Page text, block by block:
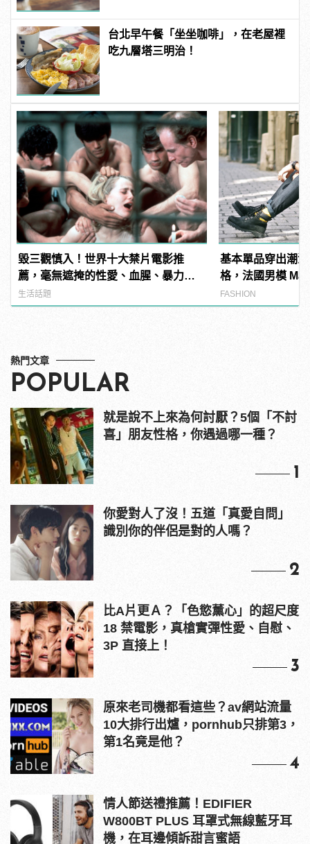
台北早午餐「坐坐咖啡」，在老屋裡
吃九層塔三明治！
毀三觀慎入！世界十大禁片電影推
薦，毫無遮掩的性愛、血腥、暴力、
噁心到極致！
生活話題
基本單品穿出潮
格，法國男模
百變穿搭！
FASHION
熱門文章
POPULAR
就是說不上來為何討厭？5個「不討
喜」朋友性格，你遇過哪一種？
1
你愛對人了沒！五道「真愛自問」
識別你的伴侶是對的人嗎？
2
比A片更Ａ？「色慾薰心」的超尺度
18 禁電影，真槍實彈性愛、自慰、
3P 直接上！
3
原來老司機都看這些？av網站流量
10大排行出爐，pornhub只排第3，
第1名竟是他？
4
情人節送禮推薦！EDIFIER
W800BT PLUS 耳罩式無線藍牙耳
機，在耳邊傾訴甜言蜜語